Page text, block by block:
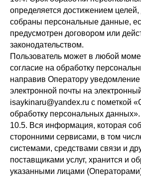
определяется достижением
собраны персональные данные,
предусмотрен договором или
законодательством.
Пользователь может в любой
согласие на обработку
направив Оператору
электронной почты на
isaykinaru@yandex.ru с пометкой
обработку персональных данных».
10.5. Вся информация, которая
сторонними сервисами, в том
системами, средствами связи и
поставщиками услуг, хранится и
указанными лицами